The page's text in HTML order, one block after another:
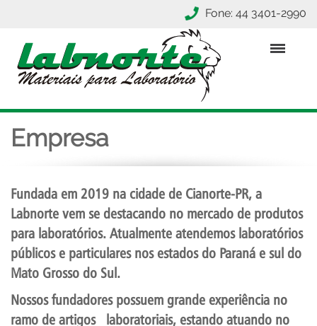
Fone: 44 3401-2990
Empresa
Fundada em 2019 na cidade de Cianorte-PR, a
Labnorte vem se destacando no mercado de produtos
para laboratórios. Atualmente atendemos laboratórios
públicos e particulares nos estados do Paraná e sul do
Mato Grosso do Sul.
Nossos fundadores possuem grande experiência no
ramo de artigos laboratoriais, estando atuando no